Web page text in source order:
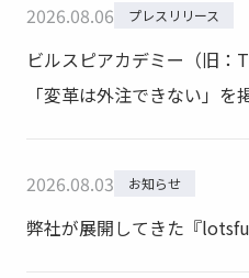
2026.08.06 プレスリリース
ビルスピアカデミー（旧：
「変革は外注できない」
2026.08.03 お知らせ
弊社が展開してきた『